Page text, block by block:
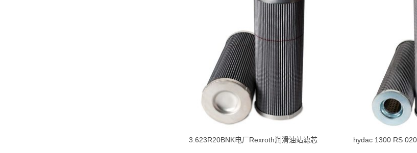
3.623R20BNK电厂Rexroth润滑油站滤芯 hydac 1300 RS